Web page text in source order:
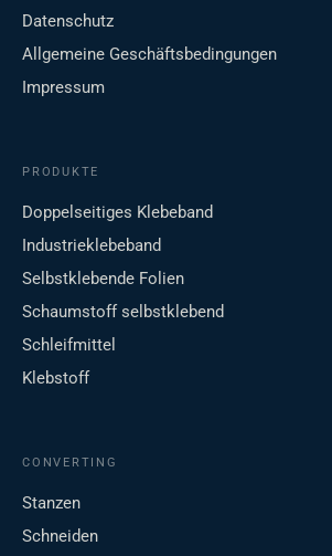
Datenschutz
Allgemeine Geschäftsbedingungen
Impressum
PRODUKTE
Doppelseitiges Klebeband
Industrieklebeband
Selbstklebende Folien
Schaumstoff selbstklebend
Schleifmittel
Klebstoff
CONVERTING
Stanzen
Schneiden